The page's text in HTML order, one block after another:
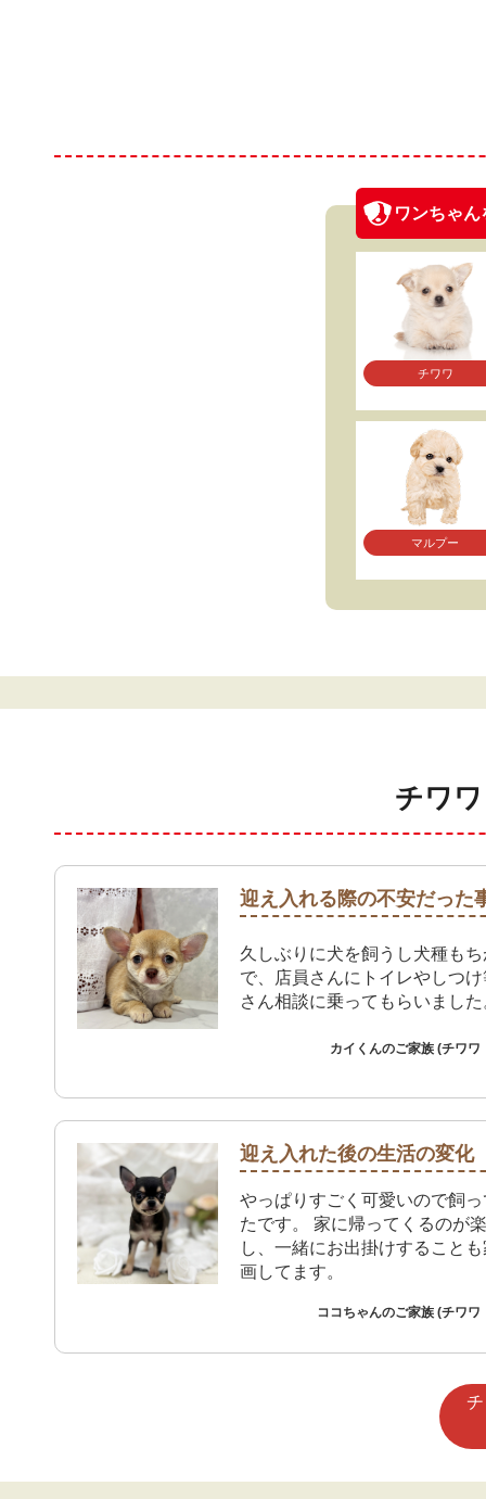
ワンちゃん
チワワ
マルプー
チワ
迎え入れる際の不安だった
久しぶりに犬を飼うし犬種も
で、店員さんにトイレやしつ
さん相談に乗ってもらいました
カイくんのご家族 (チワワ
迎え入れた後の生活の変化
やっぱりすごく可愛いので飼
たです。 家に帰ってくるのが
し、一緒にお出掛けすること
画してます。
ココちゃんのご家族 (チワワ